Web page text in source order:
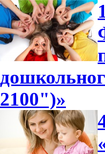
2100")»